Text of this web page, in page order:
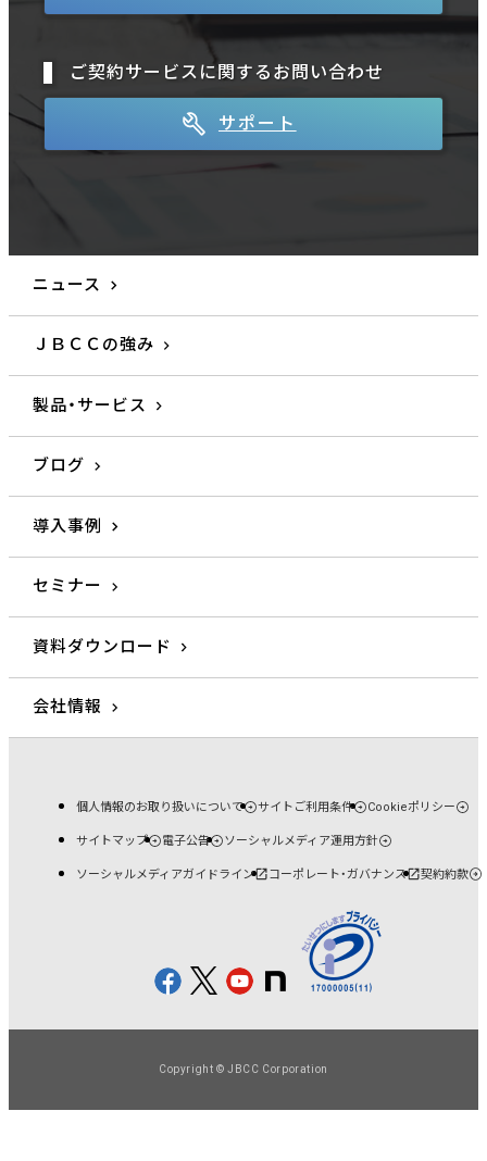
ご契約サービスに関するお問い合わせ
サポート
ニュース
ＪＢＣＣの強み
製品・サービス
ブログ
導入事例
セミナー
資料ダウンロード
会社情報
個人情報のお取り扱いについて サイトご利用条件 Cookieポリシー
サイトマップ 電子公告 ソーシャルメディア運用方針
ソーシャルメディアガイドライン コーポレート・ガバナンス 契約約款
Copyright © JBCC Corporation